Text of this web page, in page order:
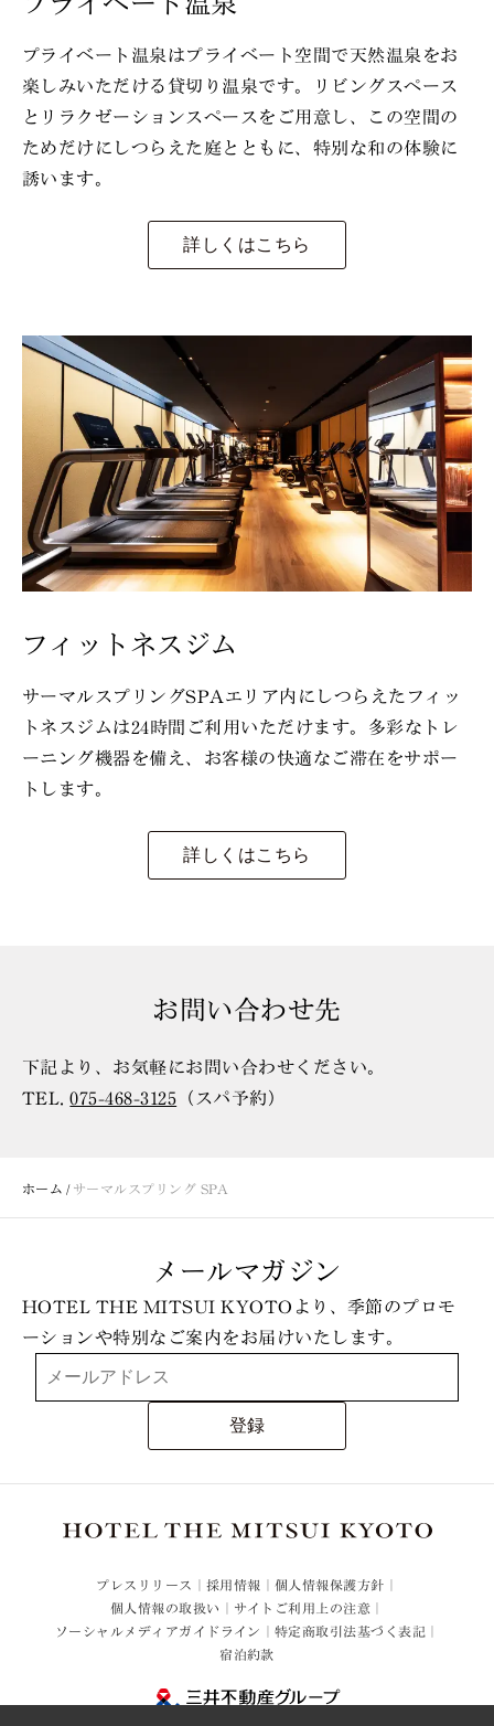
プライベート温泉はプライベート空間で天然温泉をお
楽しみいただける貸切り温泉です。リビングスペース
とリラクゼーションスペースをご用意し、この空間の
ためだけにしつらえた庭とともに、特別な和の体験に
誘います。
詳しくはこちら
フィットネスジム
サーマルスプリングSPAエリア内にしつらえたフィッ
トネスジムは24時間ご利用いただけます。多彩なトレ
ーニング機器を備え、お客様の快適なご滞在をサポー
トします。
詳しくはこちら
お問い合わせ先
下記より、お気軽にお問い合わせください。
TEL.075-468-3125 （スパ予約）
ホーム サーマルスプリング SPA
メールマガジン
HOTEL THE MITSUI KYOTOより、季節のプロモ
ーションや特別なご案内をお届けいたします。
登録
プレスリリース 採用情報
個人情報保護方針
個人情報の取扱い
サイトご利用上の注意
ソーシャルメディアガイドライン
特定商取引法基づく表記
宿泊約款